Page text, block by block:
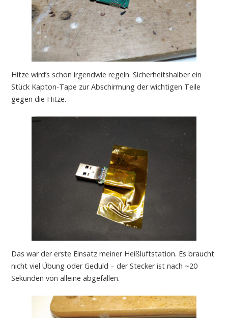
Hitze wird’s schon irgendwie regeln. Sicherheitshalber ein
Stück Kapton-Tape zur Abschirmung der wichtigen Teile
gegen die Hitze.
Das war der erste Einsatz meiner Heißluftstation. Es braucht
nicht viel Übung oder Geduld – der Stecker ist nach ~20
Sekunden von alleine abgefallen.